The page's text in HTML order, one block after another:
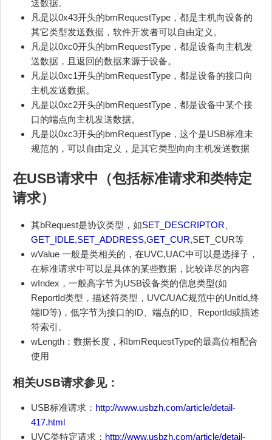
送数据。
凡是以0x43开头的bmRequestType，都是主机向设备的
其它类型发送数据，软件开发者可以自由定义。
凡是以0xc0开头的bmRequestType，都是设备向主机发
送数据，且返回的数据来源于设备。
凡是以0xc1开头的bmRequestType，都是设备的接口向
主机发送数据。
凡是以0xc2开头的bmRequestType，都是设备中某个接
口的端点向主机发送数据。
凡是以0xc3开头的bmRequestType，这个是USB标准未
规范的，可以自由定义，是其它类型向向主机发送数据
在USB请求中（包括标准请求和类特定
请求）
其bRequest是协议类型，如SET_DESCRIPTOR
GET_IDLE,SET_ADDRESS,GET_CUR,SET_CUR等
wValue 一般是类相关的，在UVC,UAC中可以是选择子，
在标准请求中可以是具体的某些数据，比较详尽的内容
wIndex，一般高字节为USB设备类的信息类型(如
ReportId类型，描述符类型，UVC/UAC规范中的UnitId,终
端ID等)，低字节为接口的ID、端点的ID、ReportId或描述
符索引。
wLength：数据长度，和bmRequestType的最高位相配合
使用
相关USB请求参见：
USB标准请求： http://www.usbzh.com/article/detail-
417.html
UVC类特定请求： http://www.usbzh.com/article/detail-